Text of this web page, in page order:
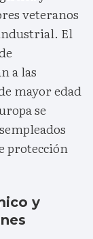
veteranos
El
a las
mayor edad
se
protección
y